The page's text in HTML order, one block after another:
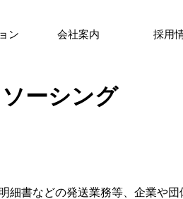
ン 会社案内 採用
ーシング
細書などの発送業務等、企業や団